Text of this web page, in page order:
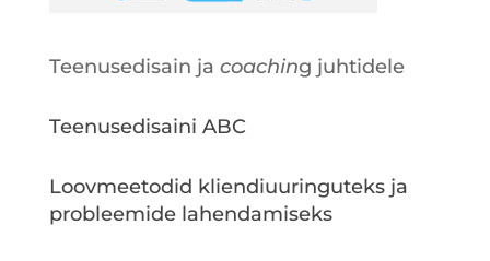
Teenusedisain ja coaching juhtidele
Teenusedisaini ABC
Loovmeetodid kliendiuuringuteks ja
probleemide lahendamiseks